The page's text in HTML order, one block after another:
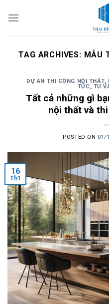
TAG ARCHIVES: MẪU
DỰ ÁN THI CÔNG NỘI THẤT,
TỨC, TƯ
Tất cả những gì
nội thất và
POSTED ON 01/
16
Th1